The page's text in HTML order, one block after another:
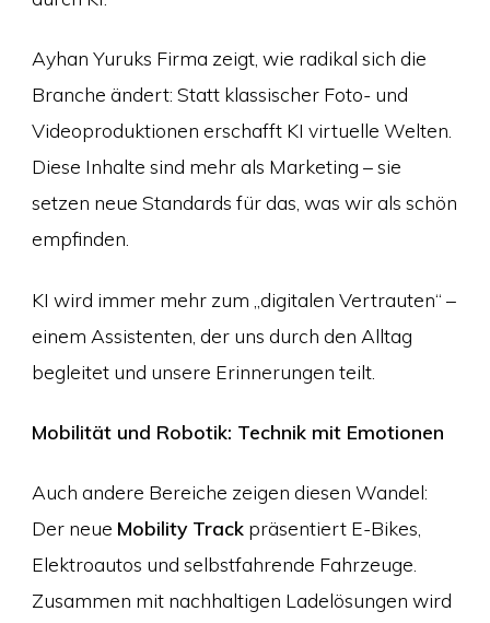
Ayhan Yuruks Firma zeigt, wie radikal sich die
Branche ändert: Statt klassischer Foto- und
Videoproduktionen erschafft KI virtuelle Welten.
Diese Inhalte sind mehr als Marketing – sie
setzen neue Standards für das, was wir als schön
empfinden.
KI wird immer mehr zum „digitalen Vertrauten“ –
einem Assistenten, der uns durch den Alltag
begleitet und unsere Erinnerungen teilt.
Mobilität und Robotik: Technik mit Emotionen
Auch andere Bereiche zeigen diesen Wandel:
Der neue Mobility Trackpräsentiert E-Bikes,
Elektroautos und selbstfahrende Fahrzeuge.
Zusammen mit nachhaltigen Ladelösungen wird